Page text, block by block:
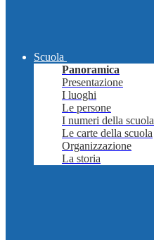
Scuola
Panoramica
Presentazione
I luoghi
Le persone
I numeri della scuola
Le carte della scuola
Organizzazione
La storia